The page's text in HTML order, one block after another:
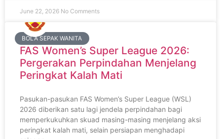
June 22, 2026 No Comments
BOLA SEPAK WANITA
FAS Women’s Super League 2026:
Pergerakan Perpindahan Menjelang
Peringkat Kalah Mati
Pasukan-pasukan FAS Women’s Super League (WSL)
2026 diberikan satu lagi jendela perpindahan bagi
memperkukuhkan skuad masing-masing menjelang aksi
peringkat kalah mati, selain persiapan menghadapi